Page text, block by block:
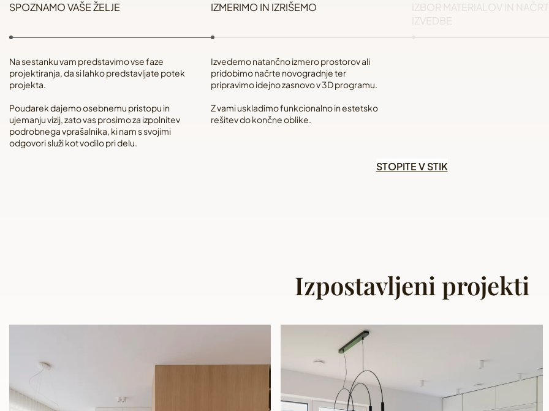
SPOZNAMO VAŠE ŽELJE
Na sestanku vam predstavimo vse faze
projektiranja, da si lahko predstavljate potek
projekta.
Poudarek dajemo osebnemu pristopu in
ujemanju vizij, zato vas prosimo za izpolnitev
podrobnega vprašalnika, ki nam s svojimi
odgovori služi kot vodilo pri delu.
IZMERIMO IN IZRIŠEMO
Izvedemo natančno izmero prostorov ali
pridobimo načrte novogradnje ter
pripravimo idejno zasnovo v 3D programu.
Z vami uskladimo funkcionalno in estetsko
rešitev do končne oblike.
IZBOR MATERIALOV IN NAČRT
IZVEDBE
STOPITE V STIK
Izpostavljeni projekti